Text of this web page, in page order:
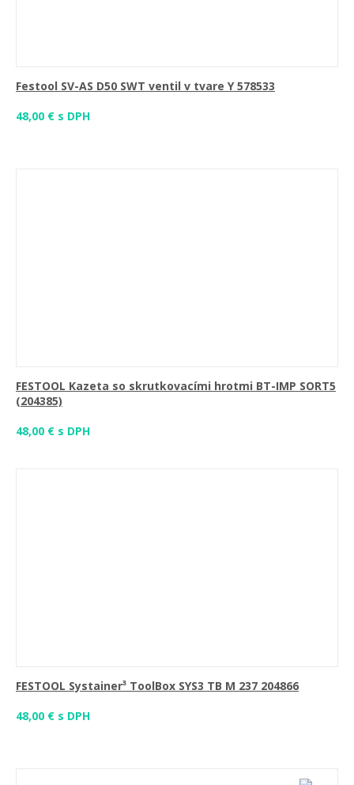
Festool SV-AS D50 SWT ventil v tvare Y 578533
48,00 € s DPH
FESTOOL Kazeta so skrutkovacími hrotmi BT-IMP SORT5
(204385)
48,00 € s DPH
FESTOOL Systainer³ ToolBox SYS3 TB M 237 204866
48,00 € s DPH